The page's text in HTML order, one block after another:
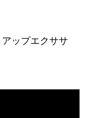
ップエクササ